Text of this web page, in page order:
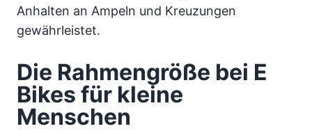
Anhalten an Ampeln und Kreuzungen
gewährleistet.
Die Rahmengröße bei E
Bikes für kleine
Menschen